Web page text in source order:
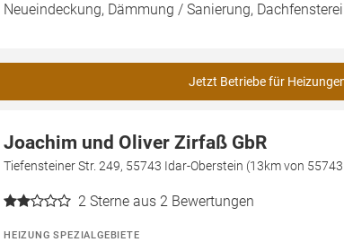
Neueindeckung, Dämmung / Sanierung,
Jetzt Betriebe für
Joachim und Oliver Zirfaß GbR
Tiefensteiner Str. 249, 55743 Idar-Oberstein (13km von
2 Sterne aus 2 Bewertungen
HEIZUNG SPEZIALGEBIETE